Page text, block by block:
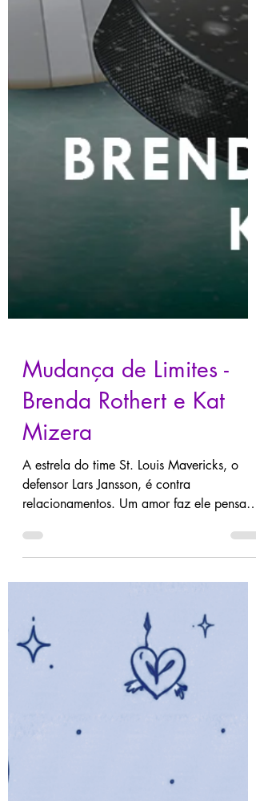
Mudança de Limites -
Brenda Rothert e Kat
Mizera
relacionamentos. Um amor faz ele pensar
que talvez possa mudar, mas primeiro, ele
precisa confrontar a verdade sobre quem
ele é. Lars Eu sou invencível no gelo. Se
alguém cruzar o meu caminho, vai ter que
sair, simples assim. Hockey é a minha vida,
tão ousada e intrigante, não consigo evitar,